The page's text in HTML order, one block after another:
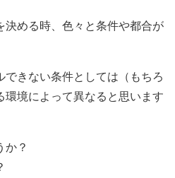
決める時、色々と条件や都合が
できない条件としては（もちろ
環境によって異なると思います
か？